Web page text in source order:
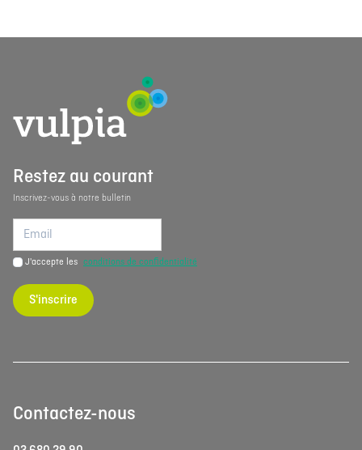
Restez au courant
Inscrivez-vous à notre bulletin
J'accepte les conditions de confidentialité
S'inscrire
Contactez-nous